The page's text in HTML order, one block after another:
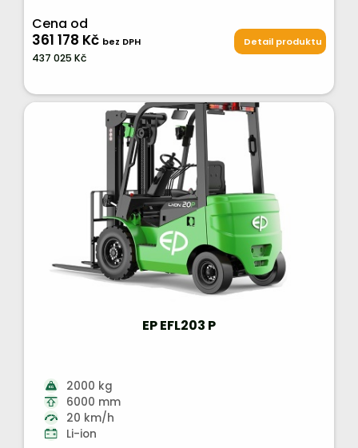
Cena od
361 178 Kč bez DPH
437 025 Kč
Detail produktu
EP EFL203 P
2000 kg
6000 mm
20 km/h
Li-ion